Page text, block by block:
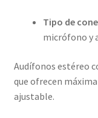
Tipo de
micrófono y
Audífonos estéreo
que ofrecen
ajustable.